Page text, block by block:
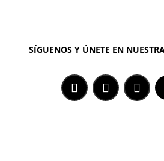
SÍGUENOS Y ÚNETE EN